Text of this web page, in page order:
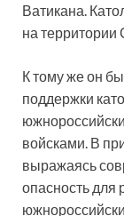
Ватикана.
на
К тому же он
поддержки
войсками. В
выражаясь
опасность для